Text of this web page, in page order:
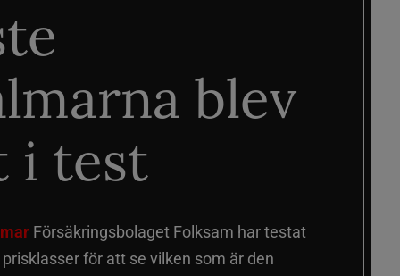
blev
i test
Försäkringsbolaget Folksam har testat
för att se vilken som är den